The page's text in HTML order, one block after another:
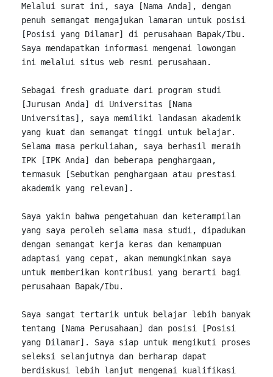
Melalui surat ini, saya [Nama Anda], dengan
penuh semangat mengajukan lamaran untuk posisi
[Posisi yang Dilamar] di perusahaan
Saya mendapatkan informasi mengenai lowongan
ini melalui situs web resmi perusahaan.
Sebagai fresh graduate dari program studi
[Jurusan Anda] di Universitas [Nama
Universitas], saya memiliki landasan akademik
yang kuat dan semangat tinggi untuk
Selama masa perkuliahan, saya berhasil meraih
IPK [IPK Anda] dan beberapa penghargaan,
termasuk [Sebutkan penghargaan atau prestasi
akademik yang relevan].
Saya yakin bahwa pengetahuan dan keterampilan
yang saya peroleh selama masa studi,
dengan semangat kerja keras dan kemampuan
adaptasi yang cepat, akan memungkinkan saya
untuk memberikan kontribusi yang berarti
perusahaan
Saya sangat tertarik untuk belajar lebih
tentang [Nama Perusahaan] dan posisi [Posisi
yang Dilamar]. Saya siap untuk mengikuti proses
seleksi selanjutnya dan berharap
berdiskusi lebih lanjut mengenai kualifikasi